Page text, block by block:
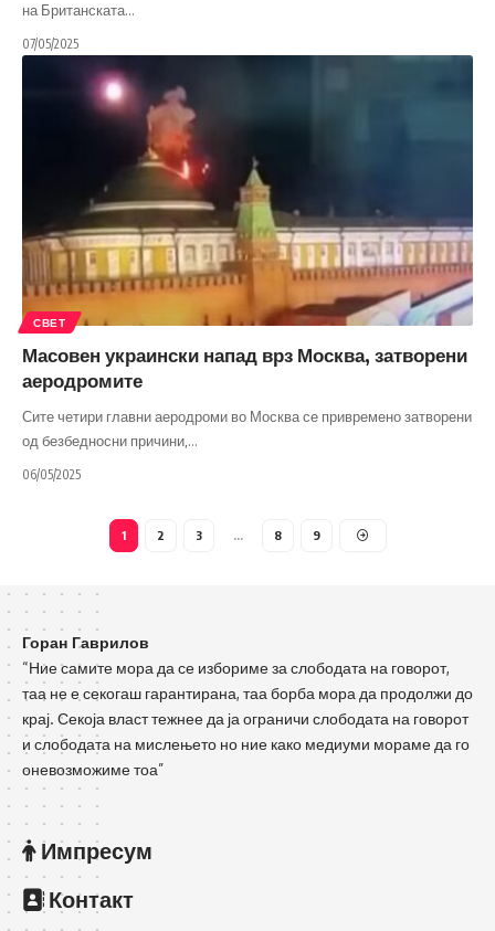
на Британската…
07/05/2025
СВЕТ
Масовен украински напад врз Москва, затворени
аеродромите
Сите четири главни аеродроми во Москва се привремено затворени
од безбедносни причини, …
06/05/2025
1 2 3 … 8 9
Горан Гаврилов
“Ние самите мора да се избориме за слободата на говорот,
таа не е секогаш гарантирана, таа борба мора да продолжи до
крај. Секоја власт тежнее да ја ограничи слободата на говорот
и слободата на мислењето но ние како медиуми мораме да го
оневозможиме тоа”
Импресум
Контакт